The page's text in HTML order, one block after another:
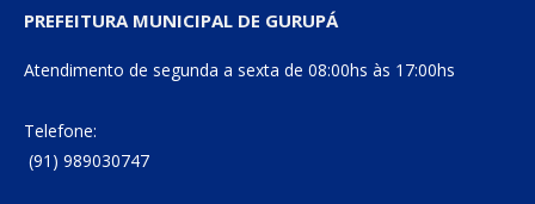
PREFEITURA MUNICIPAL DE GURUPÁ
Atendimento de segunda a sexta de 08:00hs às 17:00hs
Telefone:
(91) 989030747